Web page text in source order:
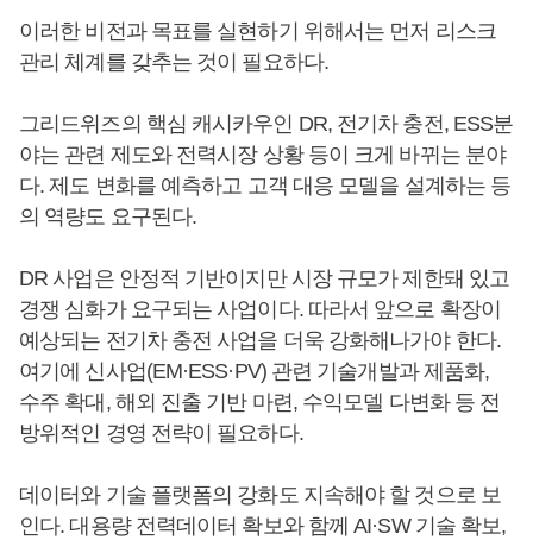
이러한 비전과 목표를 실현하기 위해서는 먼저 리스크
관리 체계를 갖추는 것이 필요하다.
그리드위즈의 핵심 캐시카우인 DR, 전기차 충전, ESS분
야는 관련 제도와 전력시장 상황 등이 크게 바뀌는 분야
다. 제도 변화를 예측하고 고객 대응 모델을 설계하는 등
의 역량도 요구된다.
DR 사업은 안정적 기반이지만 시장 규모가 제한돼 있고
경쟁 심화가 요구되는 사업이다. 따라서 앞으로 확장이
예상되는 전기차 충전 사업을 더욱 강화해나가야 한다.
여기에 신사업(EM·ESS·PV) 관련 기술개발과 제품화,
수주 확대, 해외 진출 기반 마련, 수익모델 다변화 등 전
방위적인 경영 전략이 필요하다.
데이터와 기술 플랫폼의 강화도 지속해야 할 것으로 보
인다. 대용량 전력데이터 확보와 함께 AI·SW 기술 확보,